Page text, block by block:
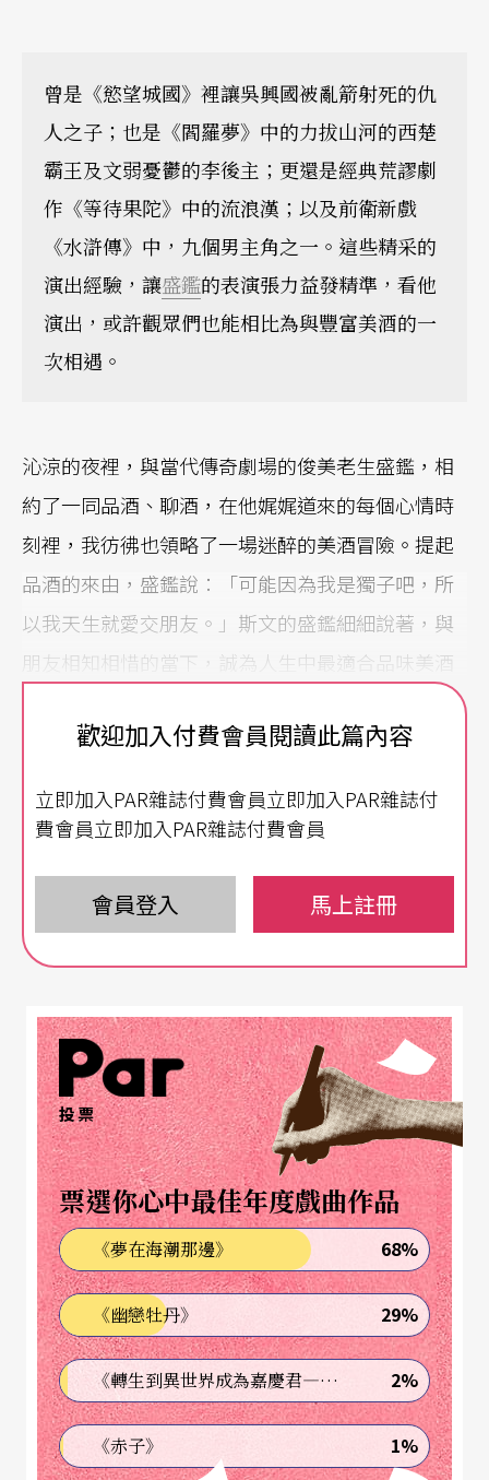
曾是《慾望城國》裡讓吳興國被亂箭射死的仇
人之子；也是《閻羅夢》中的力拔山河的西楚
霸王及文弱憂鬱的李後主；更還是經典荒謬劇
作《等待果陀》中的流浪漢；以及前衛新戲
《水滸傳》中，九個男主角之一。這些精采的
演出經驗，讓盛鑑的表演張力益發精準，看他
演出，或許觀眾們也能相比為與豐富美酒的一
次相遇。
沁涼的夜裡，與當代傳奇劇場的俊美老生盛鑑，相
約了一同品酒、聊酒，在他娓娓道來的每個心情時
刻裡，我彷彿也領略了一場迷醉的美酒冒險。提起
品酒的來由，盛鑑說：「可能因為我是獨子吧，所
以我天生就愛交朋友。」斯文的盛鑑細細說著，與
朋友相知相惜的當下，誠為人生中最適合品味美酒
盛鑑在酒中獨愛紅酒，初始因為紅酒對健康有益，
隨開瓶而生的豐富與多變，這般迷人的玉露，讓盛
鑑開始愛不釋手，而開瓶前的釀造條件，令紅酒因
異的風貌，分秒變化的酒性，更讓淺嘗於口中的每
一飲，皆不相同，盛鑑認為，品紅酒就好比是品味
人生中的多變性，與戲劇所能帶來的豐富體會神
似。
在劇中總是扮相威武、戲格風霜的盛鑑，在他抹去
面妝也褪去戲袍之後，其實容貌相當俊秀文雅，特
別鍾愛法國紅酒的他，說：「因為我從傳統戲劇出
發，感覺情境上特別接近法國文化的精神。」法國
瀰漫的柔媚風情，總是使演出匆忙的盛鑑，滿滿心
神於此流連忘返。法國波爾多、勃根第地區的紅酒
尤其令他神迷，在小酌的時刻，盛鑑總是喜歡將一
歡迎加入付費會員閱讀此篇內容
立即加入PAR雜誌付費會員立即加入PAR雜誌付
費會員立即加入PAR雜誌付費會員
會員登入 馬上註冊
投票
票選你心中最佳年度戲曲作品
《夢在海潮那邊》 68%
《幽戀牡丹》 29%
《轉生到異世界成為嘉慶君—發現我的祖先是詐騙集團!?》 2%
《赤子》 1%